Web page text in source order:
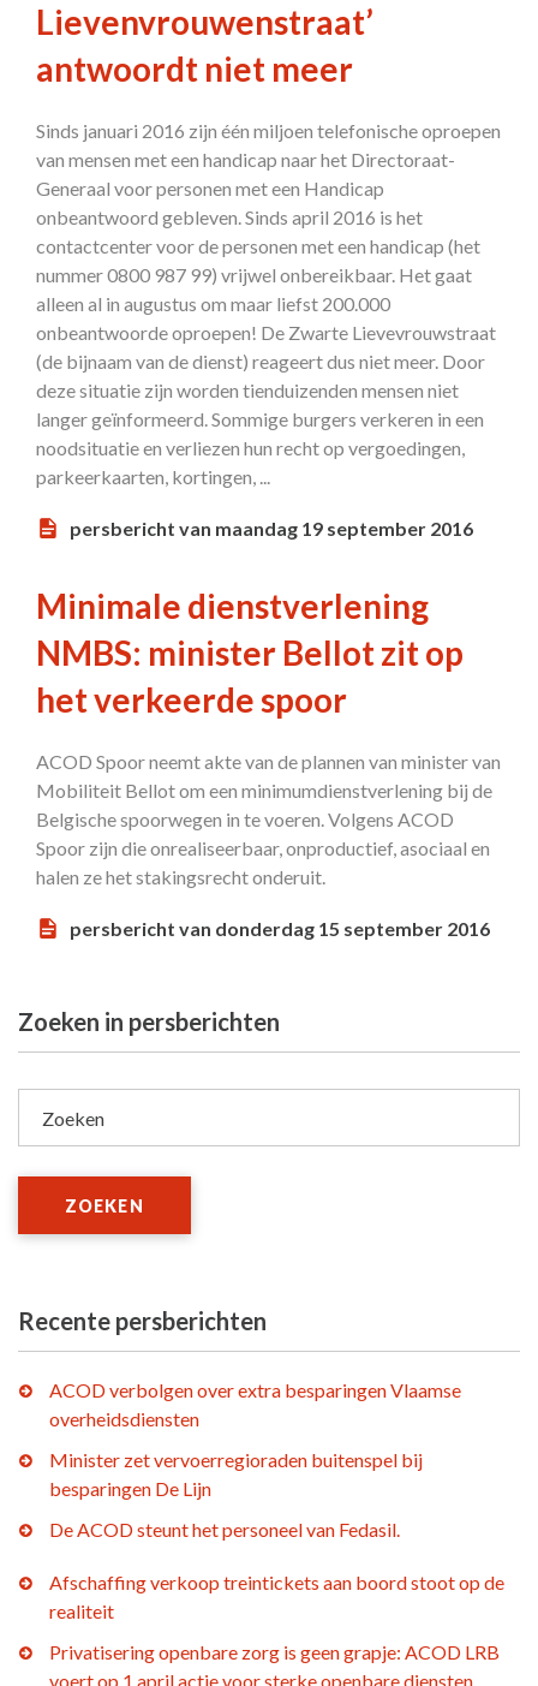
Lievenvrouwenstraat’
antwoordt niet meer
Sinds januari 2016 zijn één miljoen telefonische oproepen
van mensen met een handicap naar het Directoraat-
Generaal voor personen met een Handicap
onbeantwoord gebleven. Sinds april 2016 is het
contactcenter voor de personen met een handicap (het
nummer 0800 987 99) vrijwel onbereikbaar. Het gaat
alleen al in augustus om maar liefst 200.000
onbeantwoorde oproepen! De Zwarte Lievevrouwstraat
(de bijnaam van de dienst) reageert dus niet meer. Door
deze situatie zijn worden tienduizenden mensen niet
langer geïnformeerd. Sommige burgers verkeren in een
noodsituatie en verliezen hun recht op vergoedingen,
parkeerkaarten, kortingen, ...
persbericht van maandag 19 september 2016
Minimale dienstverlening
NMBS: minister Bellot zit op
het verkeerde spoor
ACOD Spoor neemt akte van de plannen van minister van
Mobiliteit Bellot om een minimumdienstverlening bij de
Belgische spoorwegen in te voeren. Volgens ACOD
Spoor zijn die onrealiseerbaar, onproductief, asociaal en
halen ze het stakingsrecht onderuit.
persbericht van donderdag 15 september 2016
Zoeken in persberichten
Zoeken
ZOEKEN
Recente persberichten
ACOD verbolgen over extra besparingen Vlaamse
overheidsdiensten
Minister zet vervoerregioraden buitenspel bij
besparingen De Lijn
De ACOD steunt het personeel van Fedasil.
Afschaffing verkoop treintickets aan boord stoot op de
realiteit
Privatisering openbare zorg is geen grapje: ACOD LRB
voert op 1 april actie voor sterke openbare diensten